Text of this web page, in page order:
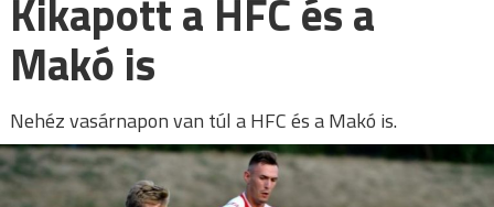
Kikapott a HFC és a
Makó is
Nehéz vasárnapon van túl a HFC és a Makó is.